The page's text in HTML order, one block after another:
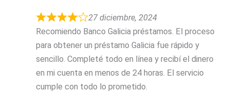
27 diciembre, 2024
Recomiendo Banco Galicia préstamos. El proceso
para obtener un préstamo Galicia fue rápido y
sencillo. Completé todo en línea y recibí el dinero
en mi cuenta en menos de 24 horas. El servicio
cumple con todo lo prometido.